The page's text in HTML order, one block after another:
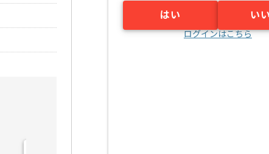
はい い
ログインはこちら